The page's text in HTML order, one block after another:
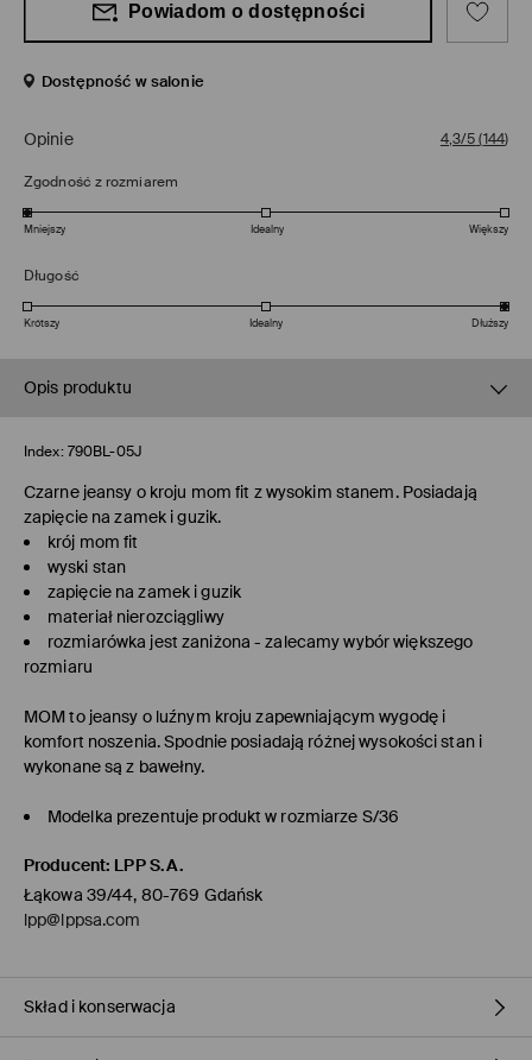
Powiadom o dostępności
Dostępność w salonie
Opinie 4,3/5(144)
Zgodność z rozmiarem
Mniejszy Idealny Większy
Długość
Krótszy Idealny Dłuższy
Opis produktu
Index: 790BL-05J
Czarne jeansy o kroju mom fit z wysokim stanem. Posiadają
zapięcie na zamek i guzik.
krój mom fit
wyski stan
zapięcie na zamek i guzik
materiał nierozciągliwy
rozmiarówka jest zaniżona - zalecamy wybór większego
rozmiaru
MOMto jeansy o luźnym kroju zapewniającym wygodę i
komfort noszenia. Spodnie posiadają różnej wysokości stan i
wykonane są z bawełny.
Modelka prezentuje produkt w rozmiarze S/36
Producent: LPP S.A.
Łąkowa 39/44, 80-769 Gdańsk
lpp@lppsa.com
Skład i konserwacja